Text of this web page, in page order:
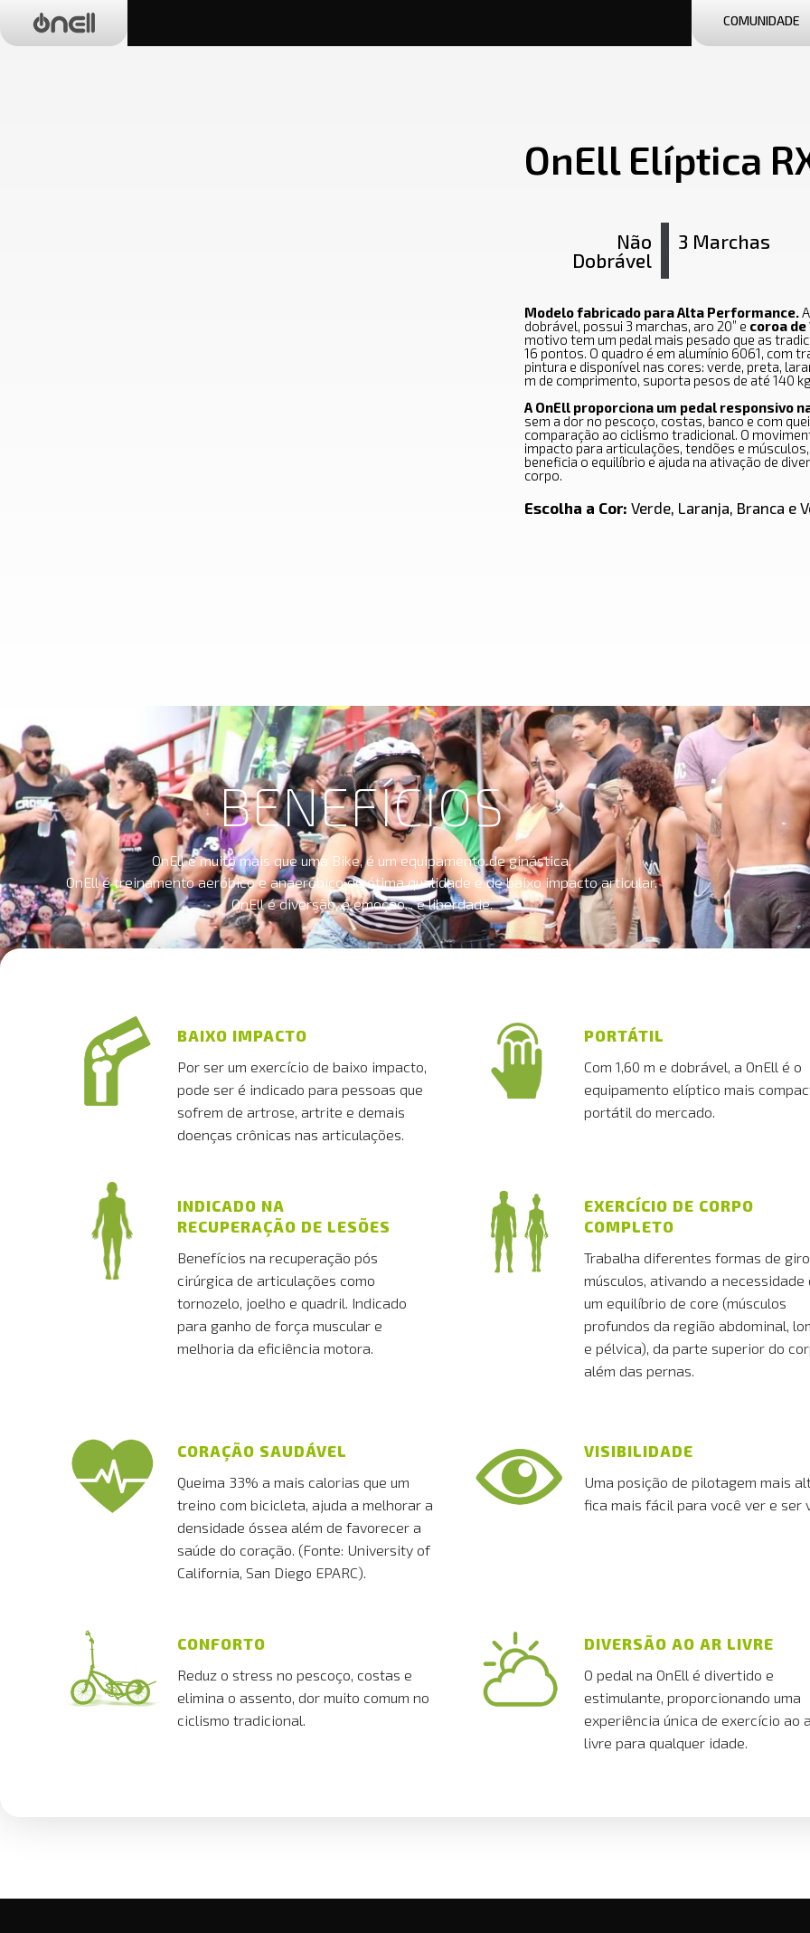
COMUNIDADE
OnEll Elíptica
Não
Dobrável
3 Marchas
Modelo fabricado para Alta Performance.
dobrável, possui 3 marchas, aro 20” e coroa
motivo tem um pedal mais pesado que as
16 pontos. O quadro é em alumínio 6061, com
pintura e disponível nas cores: verde, preta,
m de comprimento, suporta pesos de até 140
A OnEll proporciona um pedal responsivo
sem a dor no pescoço, costas, banco e com
comparação ao ciclismo tradicional. O
impacto para articulações, tendões e músculos,
beneficia o equilíbrio e ajuda na ativação de
corpo.
Escolha a Cor: Verde, Laranja, Branca e
BENEFÍCIOS
OnEll é muito mais que uma Bike, é um equipamento de ginástica.
OnEll é treinamento aeróbico e anaeróbico de ótima qualidade e de baixo impacto articular.
OnEll é diversão, é emoção... é liberdade.
BAIXO IMPACTO
Por ser um exercício de baixo impacto,
pode ser é indicado para pessoas que
sofrem de artrose, artrite e demais
doenças crônicas nas articulações.
PORTÁTIL
Com 1,60 m e dobrável, a OnEll é o
equipamento elíptico mais
portátil do mercado.
INDICADO NA
RECUPERAÇÃO DE LESÕES
Benefícios na recuperação pós
cirúrgica de articulações como
tornozelo, joelho e quadril. Indicado
para ganho de força muscular e
melhoria da eficiência motora.
EXERCÍCIO DE CORPO
COMPLETO
Trabalha diferentes formas de
músculos, ativando a necessidade
um equilíbrio de core (músculos
profundos da região abdominal,
e pélvica), da parte superior do
além das pernas.
CORAÇÃO SAUDÁVEL
Queima 33% a mais calorias que um
treino com bicicleta, ajuda a melhorar a
densidade óssea além de favorecer a
saúde do coração. (Fonte: University of
California, San Diego EPARC).
VISIBILIDADE
Uma posição de pilotagem mais
fica mais fácil para você ver e ser
CONFORTO
Reduz o stress no pescoço, costas e
elimina o assento, dor muito comum no
ciclismo tradicional.
DIVERSÃO AO AR LIVRE
O pedal na OnEll é divertido e
estimulante, proporcionando uma
experiência única de exercício ao
livre para qualquer idade.